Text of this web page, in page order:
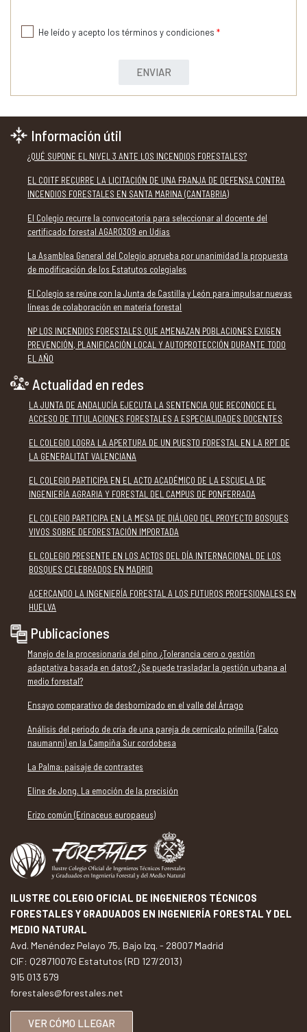
He leído y acepto los términos y condiciones *
ENVIAR
Información útil
¿QUÉ SUPONE EL NIVEL 3 ANTE LOS INCENDIOS FORESTALES?
EL COITF RECURRE LA LICITACIÓN DE UNA FRANJA DE DEFENSA CONTRA
INCENDIOS FORESTALES EN SANTA MARINA (CANTABRIA)
El Colegio recurre la convocatoria para seleccionar al docente del
certificado forestal AGAR0309 en Udías
La Asamblea General del Colegio aprueba por unanimidad la propuesta
de modificación de los Estatutos colegiales
El Colegio se reúne con la Junta de Castilla y León para impulsar nuevas
líneas de colaboración en materia forestal
NP LOS INCENDIOS FORESTALES QUE AMENAZAN POBLACIONES EXIGEN
PREVENCIÓN, PLANIFICACIÓN LOCAL Y AUTOPROTECCIÓN DURANTE TODO
EL AÑO
Actualidad en redes
LA JUNTA DE ANDALUCÍA EJECUTA LA SENTENCIA QUE RECONOCE EL
ACCESO DE TITULACIONES FORESTALES A ESPECIALIDADES DOCENTES
EL COLEGIO LOGRA LA APERTURA DE UN PUESTO FORESTAL EN LA RPT DE
LA GENERALITAT VALENCIANA
EL COLEGIO PARTICIPA EN EL ACTO ACADÉMICO DE LA ESCUELA DE
INGENIERÍA AGRARIA Y FORESTAL DEL CAMPUS DE PONFERRADA
EL COLEGIO PARTICIPA EN LA MESA DE DIÁLOGO DEL PROYECTO BOSQUES
VIVOS SOBRE DEFORESTACIÓN IMPORTADA
EL COLEGIO PRESENTE EN LOS ACTOS DEL DÍA INTERNACIONAL DE LOS
BOSQUES CELEBRADOS EN MADRID
ACERCANDO LA INGENIERÍA FORESTAL A LOS FUTUROS PROFESIONALES EN
HUELVA
Publicaciones
Manejo de la procesionaria del pino ¿Tolerancia cero o gestión
adaptativa basada en datos? ¿Se puede trasladar la gestión urbana al
medio forestal?
Ensayo comparativo de desbornizado en el valle del Árrago
Análisis del periodo de cría de una pareja de cernícalo primilla (Falco
naumanni) en la Campiña Sur cordobesa
La Palma: paisaje de contrastes
Eline de Jong. La emoción de la precisión
Erizo común (Erinaceus europaeus)
ILUSTRE COLEGIO OFICIAL DE INGENIEROS TÉCNICOS
FORESTALES Y GRADUADOS EN INGENIERÍA FORESTAL Y DEL
MEDIO NATURAL
Avd. Menéndez Pelayo 75, Bajo Izq. - 28007 Madrid
CIF: Q2871007G Estatutos (RD 127/2013)
915 013 579
forestales@forestales.net
VER CÓMO LLEGAR